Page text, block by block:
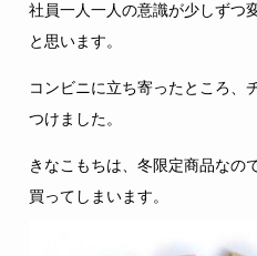
社員一人一人の意識が少しずつ
と思います。
コンビニに立ち寄ったところ、
つけました。
きなこもちは、冬限定商品なの
買ってしまいます。